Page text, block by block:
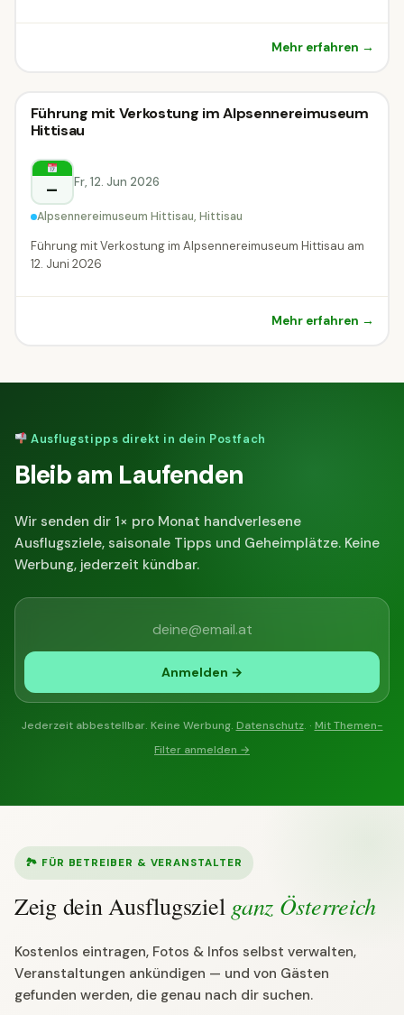
Mehr erfahren →
🗣
Führung
🗣 Führung
Führung mit Verkostung im Alpsennereimuseum
Hittisau
– Fr, 12. Jun 2026
Alpsennereimuseum Hittisau, Hittisau
Führung mit Verkostung im Alpsennereimuseum Hittisau am
12. Juni 2026
Mehr erfahren →
Ausflugstipps direkt in dein Postfach
Bleib am Laufenden
Wir senden dir 1× pro Monat handverlesene
Ausflugsziele, saisonale Tipps und Geheimplätze. Keine
Werbung, jederzeit kündbar.
Anmelden →
Jederzeit abbestellbar. Keine Werbung. Datenschutz. · Mit Themen-
Filter anmelden →
🏞 FÜR BETREIBER & VERANSTALTER
Zeig dein Ausflugsziel ganz Österreich
Kostenlos eintragen, Fotos & Infos selbst verwalten,
Veranstaltungen ankündigen — und von Gästen
gefunden werden, die genau nach dir suchen.